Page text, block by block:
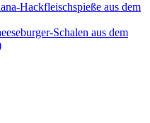
Hackfleischspieße aus dem
Schalen aus dem